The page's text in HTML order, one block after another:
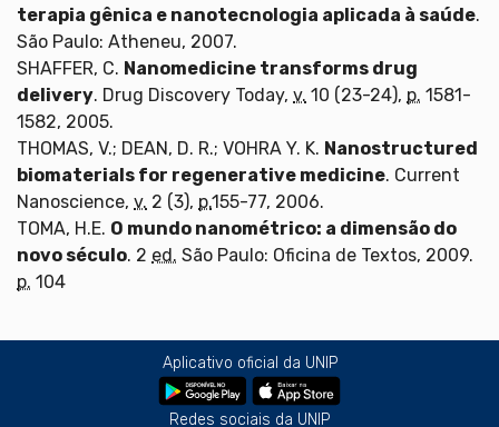
terapia gênica e nanotecnologia aplicada à saúde.
São Paulo: Atheneu, 2007.
SHAFFER, C. Nanomedicine transforms drug
delivery. Drug Discovery Today, v. 10 (23-24), p. 1581-
1582, 2005.
THOMAS, V.; DEAN, D. R.; VOHRA Y. K. Nanostructured
biomaterials for regenerative medicine. Current
Nanoscience, v. 2 (3), p.155-77, 2006.
TOMA, H.E. O mundo nanométrico: a dimensão do
novo século. 2 ed. São Paulo: Oficina de Textos, 2009.
p. 104
Aplicativo oficial da UNIP
Redes sociais da UNIP